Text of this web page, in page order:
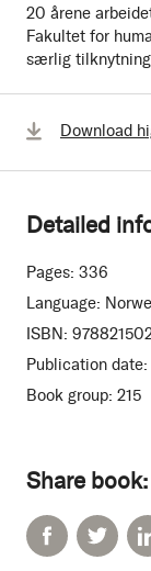
20 årene
Fakultet for
særlig
Share book:
Download
Detailed
Pages: 336
Language:
ISBN:
Publication date:
Book group: 215